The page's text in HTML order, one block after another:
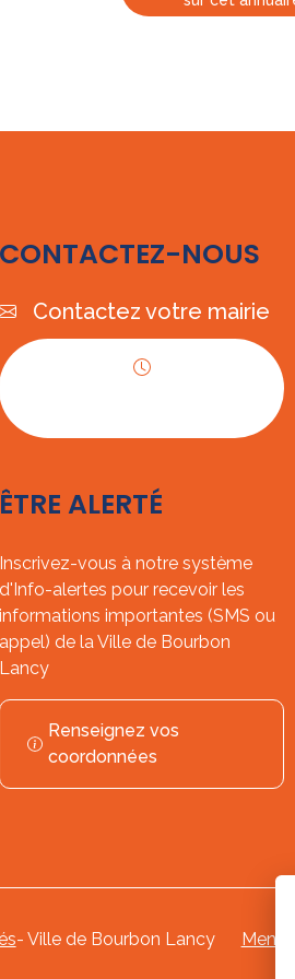
CONTACTEZ-NOUS
Contactez votre mairie
ÊTRE ALERTÉ
Inscrivez-vous à notre système
d'Info-alertes pour recevoir les
informations importantes (SMS ou
appel) de la Ville de Bourbon
Lancy
Renseignez vos
coordonnées
- Ville de Bourbon Lancy